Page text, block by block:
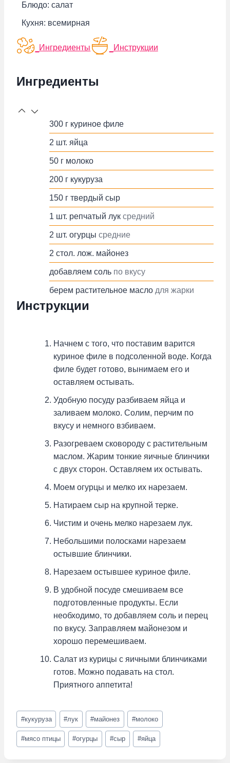
Блюдо: салат
Кухня: всемирная
Ингредиенты Инструкции
Ингредиенты
300 г куриное филе
2 шт. яйца
50 г молоко
200 г кукуруза
150 г твердый сыр
1 шт. репчатый лук средний
2 шт. огурцы средние
2 стол. лож. майонез
добавляем соль по вкусу
берем растительное масло для жарки
Инструкции
Начнем с того, что поставим варится
куриное филе в подсоленной воде. Когда
филе будет готово, вынимаем его и
оставляем остывать.
Удобную посуду разбиваем яйца и
заливаем молоко. Солим, перчим по
вкусу и немного взбиваем.
Разогреваем сковороду с растительным
маслом. Жарим тонкие яичные блинчики
с двух сторон. Оставляем их остывать.
Моем огурцы и мелко их нарезаем.
Натираем сыр на крупной терке.
Чистим и очень мелко нарезаем лук.
Небольшими полосками нарезаем
остывшие блинчики.
Нарезаем остывшее куриное филе.
В удобной посуде смешиваем все
подготовленные продукты. Если
необходимо, то добавляем соль и перец
по вкусу. Заправляем майонезом и
хорошо перемешиваем.
Салат из курицы с яичными блинчиками
готов. Можно подавать на стол.
Приятного аппетита!
Метки
записи:
#кукуруза #лук #майонез #молоко
#мясо птицы #огурцы #сыр #яйца